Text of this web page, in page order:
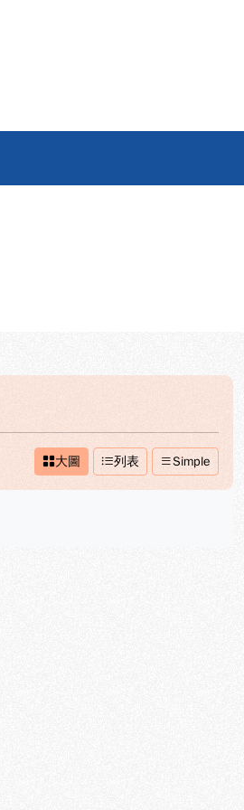
大圖 列表 Simple